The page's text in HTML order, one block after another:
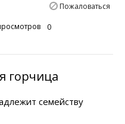
Пожаловаться
0
горчица
семейству